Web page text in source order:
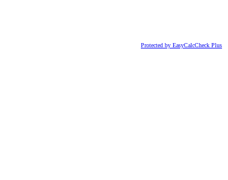
Protected by EasyCalcCheck Plus